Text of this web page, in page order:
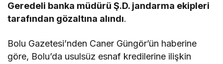
Geredeli banka müdürü Ş.D. jandarma ekipleri
tarafından gözaltına alındı.
Bolu Gazetesi’nden Caner Güngör’ün haberine
göre, Bolu’da usulsüz esnaf kredilerine ilişkin